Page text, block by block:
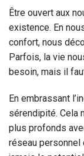
Être ouvert aux
existence. En
confort, nous
Parfois, la vie
besoin, mais il
En embrassant
sérendipité. Cela
plus profonds
réseau